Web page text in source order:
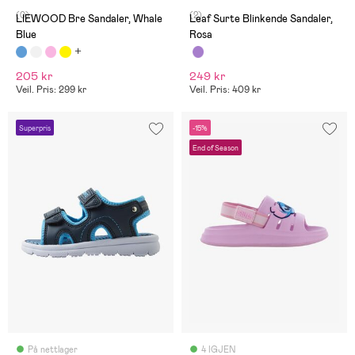
(0)
LIEWOOD Bre Sandaler, Whale
Blue
205 kr
Veil. Pris: 299 kr
(2)
Leaf Surte Blinkende Sandaler,
Rosa
249 kr
Veil. Pris: 409 kr
Superpris
På nettlager
-15%
End of Season
4 IGJEN